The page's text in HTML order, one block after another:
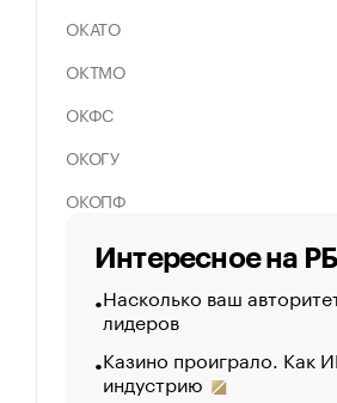
ОКАТО
ОКТМО
ОКФС
ОКОГУ
ОКОПФ
Интересное на
Насколько ваш
лидеров
Казино проиграло. Как
индустрию